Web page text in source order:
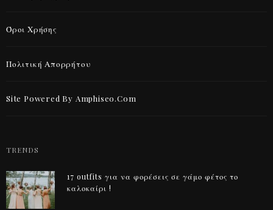
Όροι Χρήσης
Πολιτική Απορρήτου
Site Powered By Amphiseo.com
TRENDS
17 outfits για να φορέσεις σε γάμο φέτος το
καλοκαίρι !